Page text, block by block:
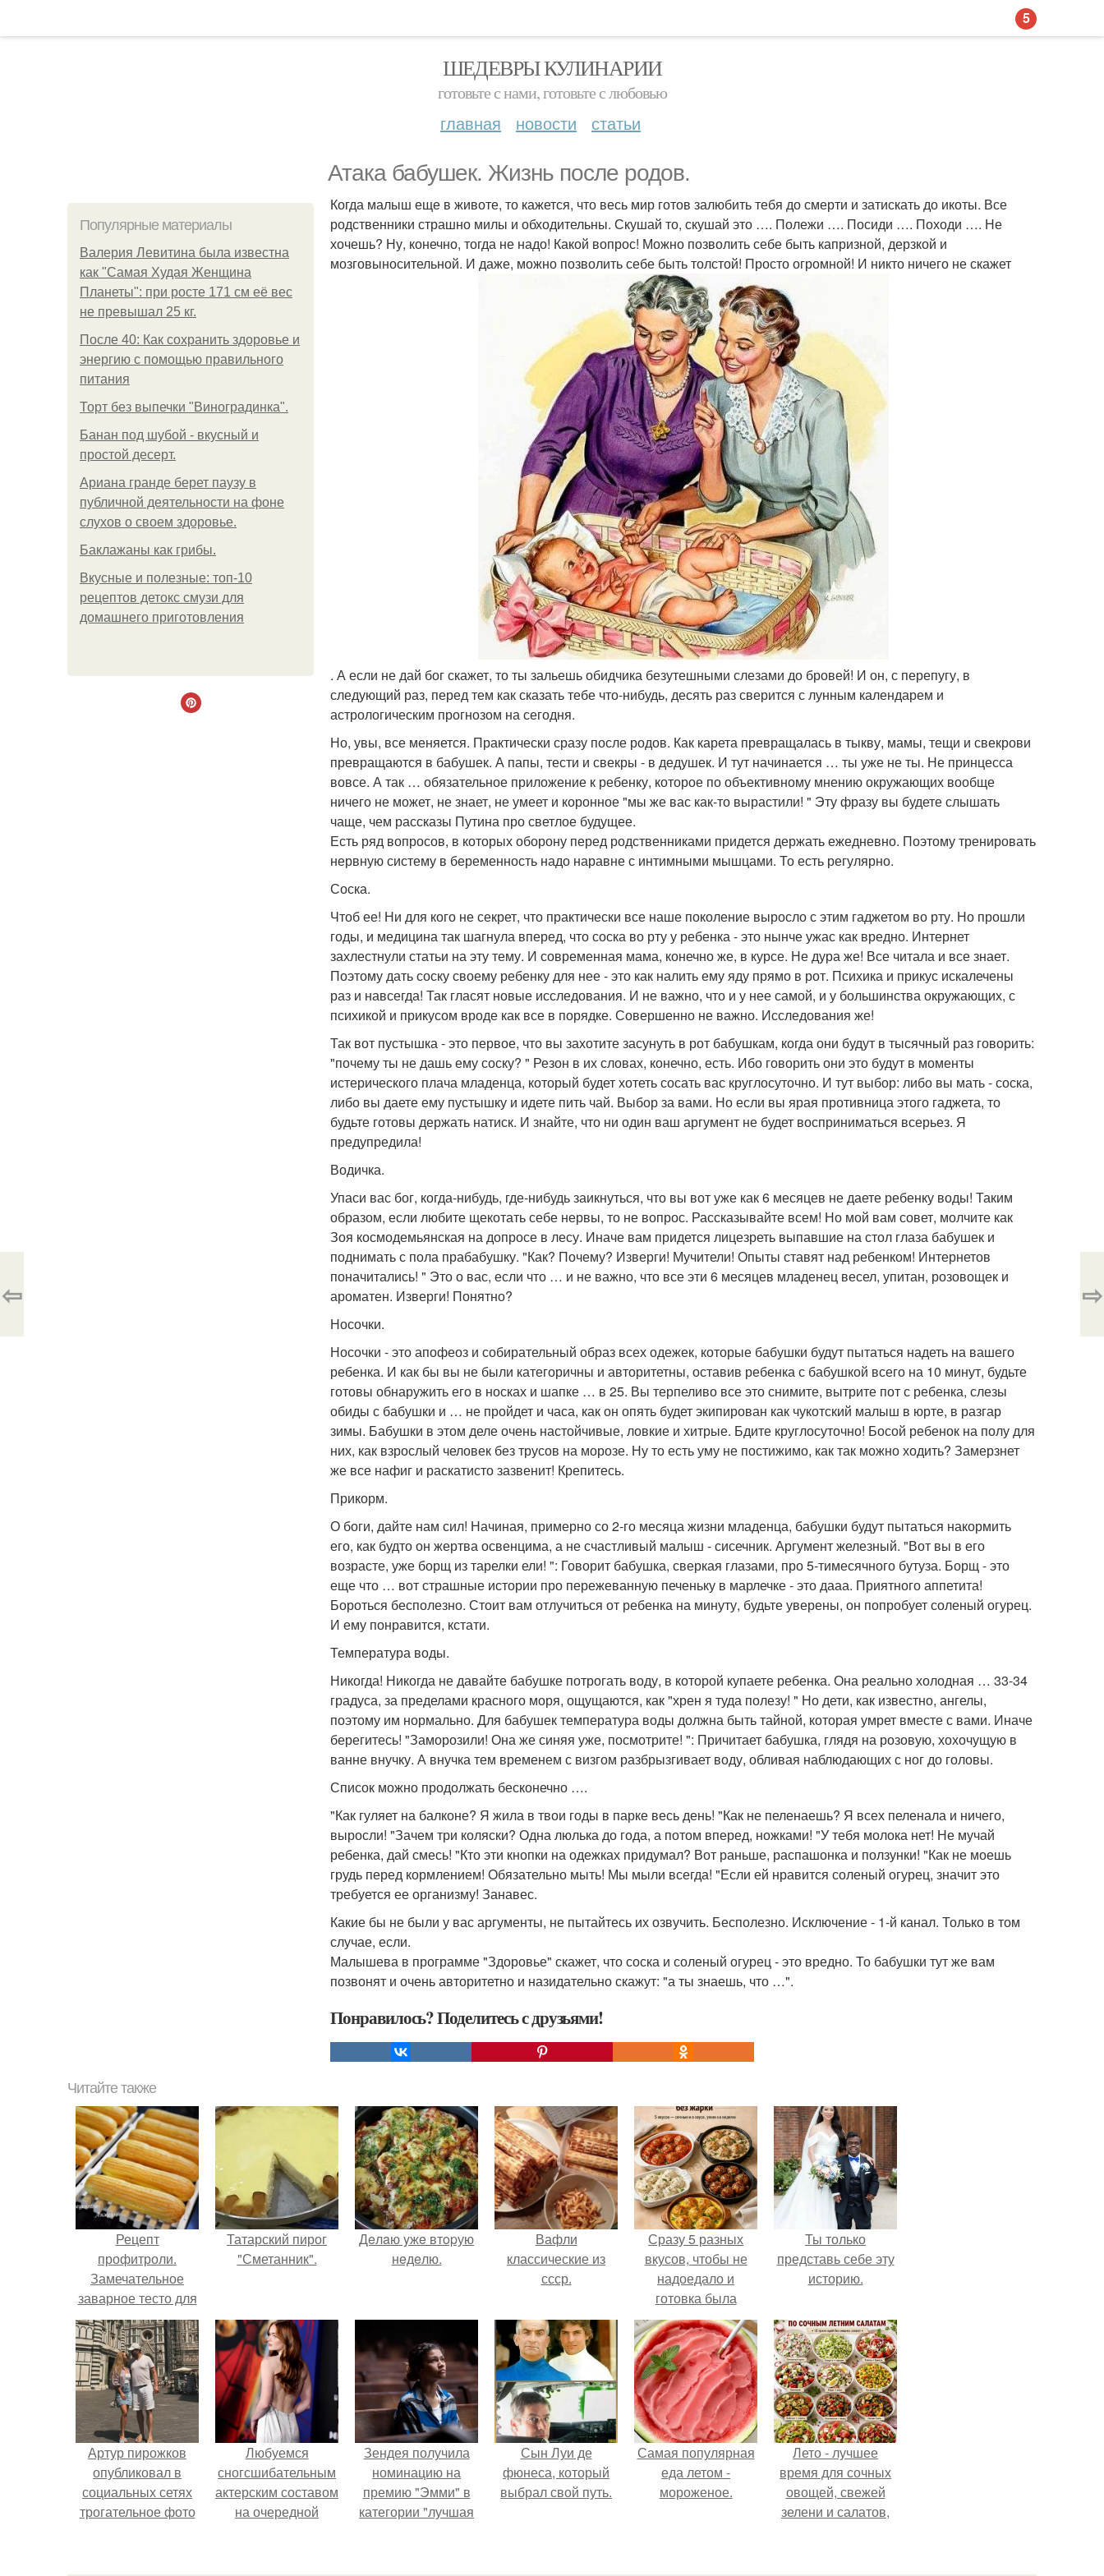
ШЕДЕВРЫ КУЛИНАРИИ
готовьте с нами, готовьте с любовью
главная новости статьи
Атака бабушек. Жизнь после родов.
Популярные материалы
Валерия Левитина была известна
как "Самая Худая Женщина
Планеты": при росте 171 см её вес
не превышал 25 кг.
После 40: Как сохранить здоровье и
энергию с помощью правильного
питания
Торт без выпечки "Виноградинка".
Банан под шубой - вкусный и
простой десерт.
Ариана гранде берет паузу в
публичной деятельности на фоне
слухов о своем здоровье.
Баклажаны как грибы.
Вкусные и полезные: топ-10
рецептов детокс смузи для
домашнего приготовления
Когда малыш еще в животе, то кажется, что весь мир готов залюбить тебя до смерти и затискать до икоты. Все
родственники страшно милы и обходительны. Скушай то, скушай это …. Полежи …. Посиди …. Походи …. Не
хочешь? Ну, конечно, тогда не надо! Какой вопрос! Можно позволить себе быть капризной, дерзкой и
мозговыносительной. И даже, можно позволить себе быть толстой! Просто огромной! И никто ничего не скажет
. А если не дай бог скажет, то ты зальешь обидчика безутешными слезами до бровей! И он, с перепугу, в
следующий раз, перед тем как сказать тебе что-нибудь, десять раз сверится с лунным календарем и
астрологическим прогнозом на сегодня.
Но, увы, все меняется. Практически сразу после родов. Как карета превращалась в тыкву, мамы, тещи и свекрови
превращаются в бабушек. А папы, тести и свекры - в дедушек. И тут начинается … ты уже не ты. Не принцесса
вовсе. А так … обязательное приложение к ребенку, которое по объективному мнению окружающих вообще
ничего не может, не знает, не умеет и коронное "мы же вас как-то вырастили! " Эту фразу вы будете слышать
чаще, чем рассказы Путина про светлое будущее.
Есть ряд вопросов, в которых оборону перед родственниками придется держать ежедневно. Поэтому тренировать
нервную систему в беременность надо наравне с интимными мышцами. То есть регулярно.
Соска.
Чтоб ее! Ни для кого не секрет, что практически все наше поколение выросло с этим гаджетом во рту. Но прошли
годы, и медицина так шагнула вперед, что соска во рту у ребенка - это нынче ужас как вредно. Интернет
захлестнули статьи на эту тему. И современная мама, конечно же, в курсе. Не дура же! Все читала и все знает.
Поэтому дать соску своему ребенку для нее - это как налить ему яду прямо в рот. Психика и прикус искалечены
раз и навсегда! Так гласят новые исследования. И не важно, что и у нее самой, и у большинства окружающих, с
психикой и прикусом вроде как все в порядке. Совершенно не важно. Исследования же!
Так вот пустышка - это первое, что вы захотите засунуть в рот бабушкам, когда они будут в тысячный раз говорить:
"почему ты не дашь ему соску? " Резон в их словах, конечно, есть. Ибо говорить они это будут в моменты
истерического плача младенца, который будет хотеть сосать вас круглосуточно. И тут выбор: либо вы мать - соска,
либо вы даете ему пустышку и идете пить чай. Выбор за вами. Но если вы ярая противница этого гаджета, то
будьте готовы держать натиск. И знайте, что ни один ваш аргумент не будет восприниматься всерьез. Я
предупредила!
Водичка.
Упаси вас бог, когда-нибудь, где-нибудь заикнуться, что вы вот уже как 6 месяцев не даете ребенку воды! Таким
образом, если любите щекотать себе нервы, то не вопрос. Рассказывайте всем! Но мой вам совет, молчите как
Зоя космодемьянская на допросе в лесу. Иначе вам придется лицезреть выпавшие на стол глаза бабушек и
поднимать с пола прабабушку. "Как? Почему? Изверги! Мучители! Опыты ставят над ребенком! Интернетов
поначитались! " Это о вас, если что … и не важно, что все эти 6 месяцев младенец весел, упитан, розовощек и
ароматен. Изверги! Понятно?
Носочки.
Носочки - это апофеоз и собирательный образ всех одежек, которые бабушки будут пытаться надеть на вашего
ребенка. И как бы вы не были категоричны и авторитетны, оставив ребенка с бабушкой всего на 10 минут, будьте
готовы обнаружить его в носках и шапке … в 25. Вы терпеливо все это снимите, вытрите пот с ребенка, слезы
обиды с бабушки и … не пройдет и часа, как он опять будет экипирован как чукотский малыш в юрте, в разгар
зимы. Бабушки в этом деле очень настойчивые, ловкие и хитрые. Бдите круглосуточно! Босой ребенок на полу для
них, как взрослый человек без трусов на морозе. Ну то есть уму не постижимо, как так можно ходить? Замерзнет
же все нафиг и раскатисто зазвенит! Крепитесь.
Прикорм.
О боги, дайте нам сил! Начиная, примерно со 2-го месяца жизни младенца, бабушки будут пытаться накормить
его, как будто он жертва освенцима, а не счастливый малыш - сисечник. Аргумент железный. "Вот вы в его
возрасте, уже борщ из тарелки ели! ": Говорит бабушка, сверкая глазами, про 5-тимесячного бутуза. Борщ - это
еще что … вот страшные истории про пережеванную печеньку в марлечке - это дааа. Приятного аппетита!
Бороться бесполезно. Стоит вам отлучиться от ребенка на минуту, будьте уверены, он попробует соленый огурец.
И ему понравится, кстати.
Температура воды.
Никогда! Никогда не давайте бабушке потрогать воду, в которой купаете ребенка. Она реально холодная … 33-34
градуса, за пределами красного моря, ощущаются, как "хрен я туда полезу! " Но дети, как известно, ангелы,
поэтому им нормально. Для бабушек температура воды должна быть тайной, которая умрет вместе с вами. Иначе
берегитесь! "Заморозили! Она же синяя уже, посмотрите! ": Причитает бабушка, глядя на розовую, хохочущую в
ванне внучку. А внучка тем временем с визгом разбрызгивает воду, обливая наблюдающих с ног до головы.
Список можно продолжать бесконечно ….
"Как гуляет на балконе? Я жила в твои годы в парке весь день! "Как не пеленаешь? Я всех пеленала и ничего,
выросли! "Зачем три коляски? Одна люлька до года, а потом вперед, ножками! "У тебя молока нет! Не мучай
ребенка, дай смесь! "Кто эти кнопки на одежках придумал? Вот раньше, распашонка и ползунки! "Как не моешь
грудь перед кормлением! Обязательно мыть! Мы мыли всегда! "Если ей нравится соленый огурец, значит это
требуется ее организму! Занавес.
Какие бы не были у вас аргументы, не пытайтесь их озвучить. Бесполезно. Исключение - 1-й канал. Только в том
случае, если.
Малышева в программе "Здоровье" скажет, что соска и соленый огурец - это вредно. То бабушки тут же вам
позвонят и очень авторитетно и назидательно скажут: "а ты знаешь, что …".
Понравилось? Поделитесь с друзьями!
⇦ ⇨
Читайте также
Рецепт
профитроли.
Замечательное
заварное тесто для
эклеров и
профитролей по
рецепту Ирины
Хлебниковой.
Татарский пирог
"Сметанник".
Дeлaю yжe втopую
нeдeлю.
Вафли
классические из
ссср.
Сразу 5 разных
вкусов, чтобы не
надоедало и
готовка была
проще.
Ты только
представь себе эту
историю.
Артур пирожков
опубликовал в
социальных сетях
трогательное фото
сделанное во
Любуемся
сногсшибательным
актерским составом
на очередной
Зендея получила
номинацию на
премию "Эмми" в
категории "лучшая
сериале" за третий
Сын Луи де
фюнеса, который
выбрал свой путь.
Самая популярная
еда летом -
мороженое.
Лето - лучшее
время для сочных
овощей, свежей
зелени и салатов,
несколько минут.
5